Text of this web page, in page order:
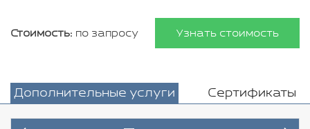
Стоимость: по запросу Узнать стоимость
Дополнительные услуги Сертификаты